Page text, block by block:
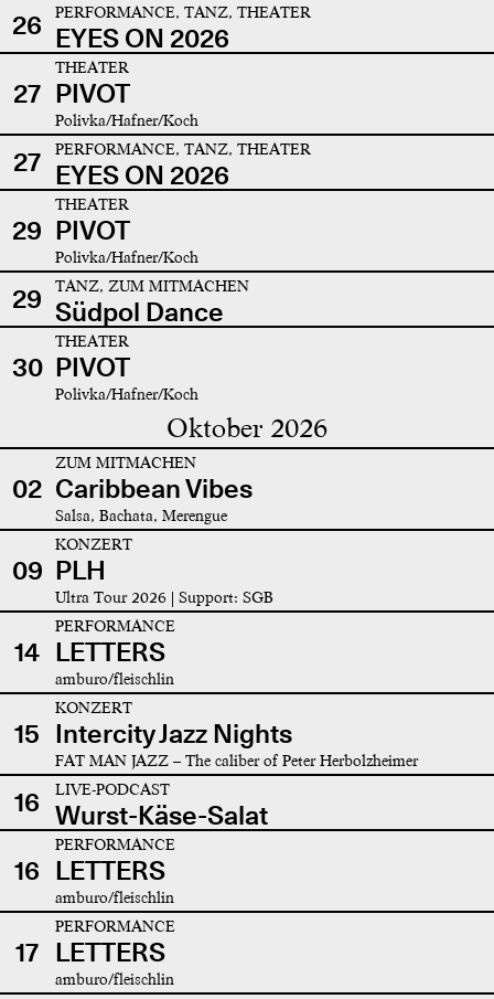
26
PERFORMANCE, TANZ, THEATER
EYES ON 2026
27
THEATER
PIVOT
Polivka/Hafner/Koch
27 PERFORMANCE, TANZ, THEATER
EYES ON 2026
29
THEATER
PIVOT
Polivka/Hafner/Koch
29 TANZ, ZUM MITMACHEN
Südpol Dance
30
THEATER
PIVOT
Polivka/Hafner/Koch
Oktober 2026
02
ZUM MITMACHEN
Caribbean Vibes
Salsa, Bachata, Merengue
09
KONZERT
PLH
Ultra Tour 2026 | Support: SGB
14
PERFORMANCE
LETTERS
amburo/fleischlin
15
KONZERT
Intercity Jazz Nights
FAT MAN JAZZ – The caliber of Peter Herbolzheimer
16 LIVE-PODCAST
Wurst-Käse-Salat
16
PERFORMANCE
LETTERS
amburo/fleischlin
17
PERFORMANCE
LETTERS
amburo/fleischlin